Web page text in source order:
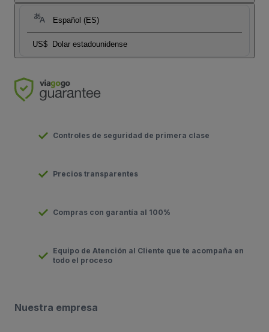
Español (ES)
US$ Dolar estadounidense
Controles de seguridad de primera clase
Precios transparentes
Compras con garantía al 100%
Equipo de Atención al Cliente que te acompaña en
todo el proceso
Nuestra empresa